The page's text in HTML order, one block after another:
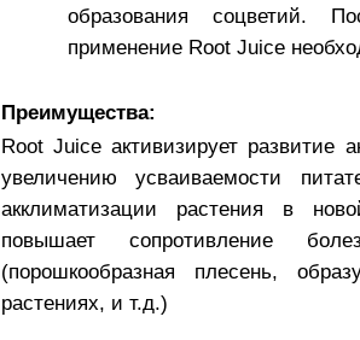
образования соцветий.
применение Root Juice
Преимущества:
Root Juice активизирует развитие
увеличению усваиваемости
акклиматизации растения в
повышает сопротивление
(порошкообразная плесень,
растениях, и т.д.)